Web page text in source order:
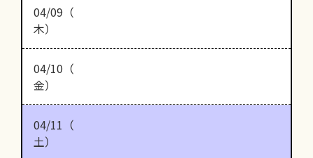
04/09（
木）
04/10（
金）
04/11（
土）